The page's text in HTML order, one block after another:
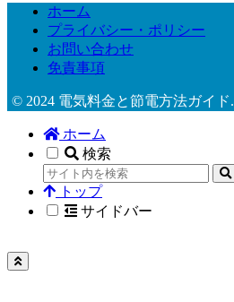
ホーム
プライバシー・ポリシー
お問い合わせ
免責事項
© 2024 電気料金と節電方法ガイド.
ホーム
検索
トップ
サイドバー